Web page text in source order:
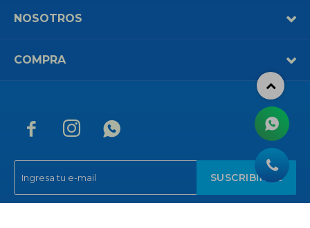
  
SUSCRIBIRME
NOSOTROS
COMPRA